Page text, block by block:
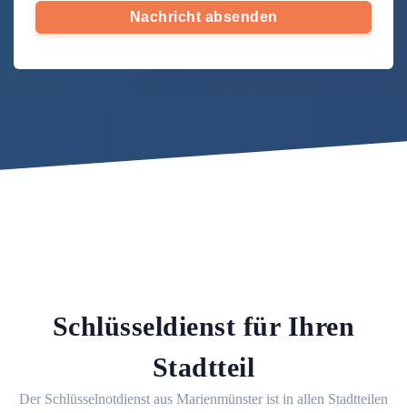
Nachricht absenden
Schlüsseldienst für Ihren
Stadtteil
Der Schlüsselnotdienst aus Marienmünster ist in allen Stadtteilen